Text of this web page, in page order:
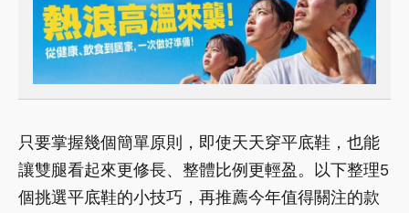
只要掌握幾個簡單原則，即使天天穿平底鞋，也能
讓雙腿看起來更修長、整體比例更輕盈。以下整理5
個挑選平底鞋的小技巧，再推薦今年值得關注的款